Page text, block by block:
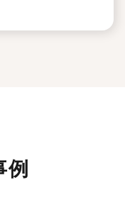
例